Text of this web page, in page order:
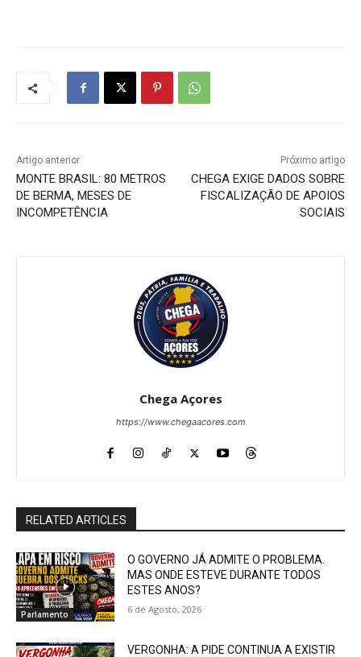
Artigo anterior
MONTE BRASIL: 80 METROS
DE BERMA, MESES DE
INCOMPETÊNCIA
Próximo artigo
CHEGA EXIGE DADOS SOBRE
FISCALIZAÇÃO DE APOIOS
SOCIAIS
Chega Açores
https://www.chegaacores.com
RELATED ARTICLES
Parlamento
O GOVERNO JÁ ADMITE O PROBLEMA.
MAS ONDE ESTEVE DURANTE TODOS
ESTES ANOS?
6 de Agosto, 2026
VERGONHA: A PIDE CONTINUA A EXISTIR